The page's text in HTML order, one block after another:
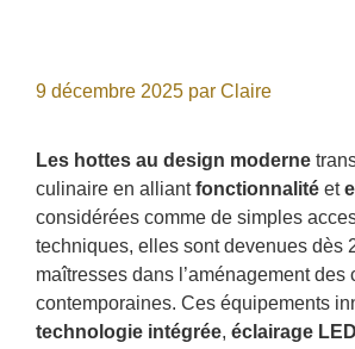
9 décembre 2025 par Claire
Les hottes au design moderne
culinaire en alliantfonctionnalité et
considérées comme de simples
techniques, elles sont devenues dès
maîtresses dans l’aménagement des
contemporaines. Ces équipements
technologie intégrée, éclairage LED